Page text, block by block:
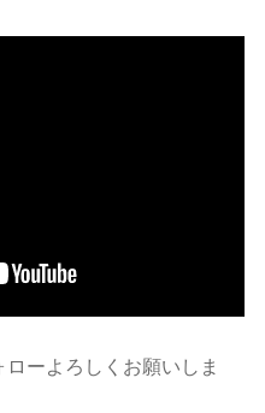
ーよろしくお願いしま